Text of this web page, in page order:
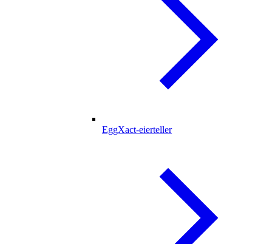
EggXact-eierteller